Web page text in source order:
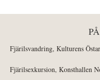
Fjärilsvandring, Kulturens
Fjärilsexkursion, Konsthallen